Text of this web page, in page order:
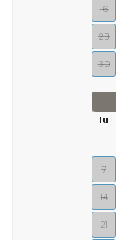
16
23
30
lu
7
14
21